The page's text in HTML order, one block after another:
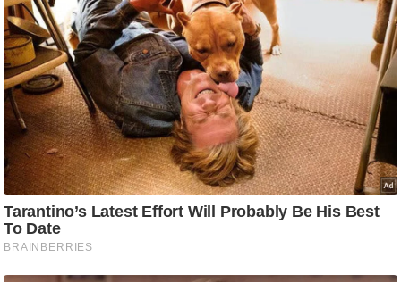
ला
इ
फ
स्टा
इ
ल
टे
क्नॉ
लॉ
जी
ब्यू
टी